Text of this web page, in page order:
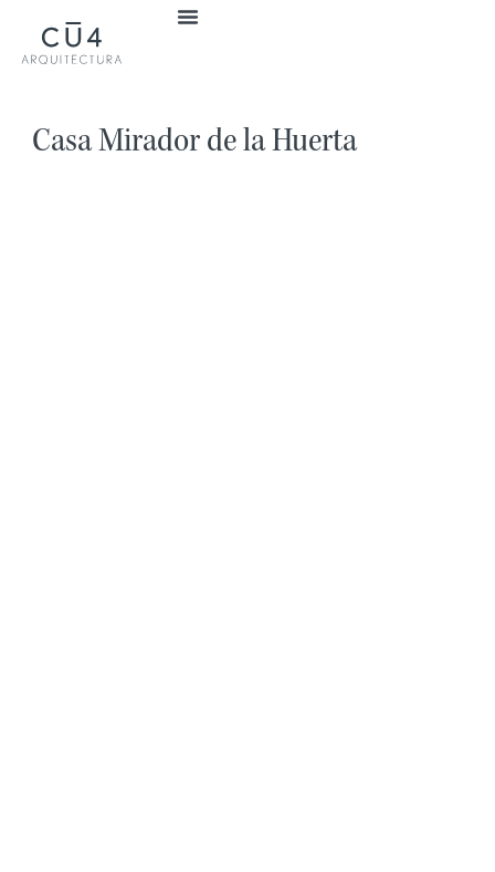
Casa Mirador de la Huerta